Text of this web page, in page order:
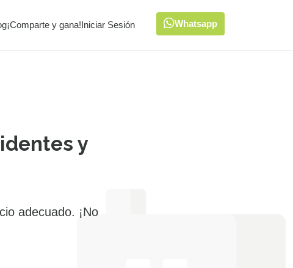
¡Comparte y gana!Iniciar Sesión Whatsapp
y
adecuado. ¡No